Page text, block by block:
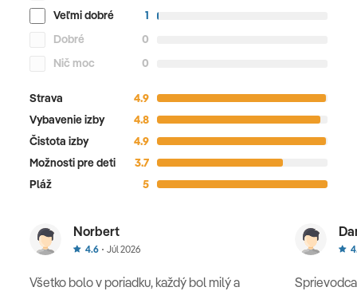
Veľmi dobré
1
Dobré
0
Nič moc
0
Strava
4.9
Vybavenie izby
4.8
Čistota izby
4.9
Možnosti pre deti
3.7
Pláž
5
Norbert
4.6 Júl 2026
Všetko bolo v poriadku, každý bol milý a